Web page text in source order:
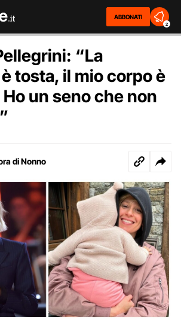
ABBONATI
2
“La
tosta, il mio corpo è
un seno che non
di Nonno